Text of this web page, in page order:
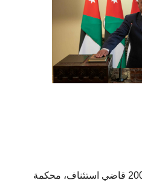
قاضي استئناف، محكمة